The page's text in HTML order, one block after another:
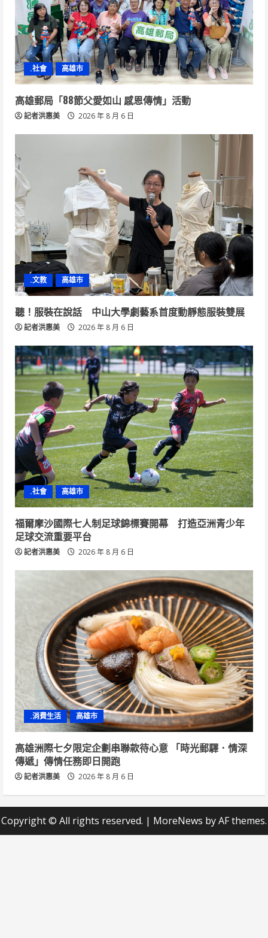
.社會 高雄市
高雄郵局「88節父愛如山 感恩傳情」活動
記者洪惠美 2026 年 8 月 6 日
.文教 高雄市
聽！服裝在說話 中山大學劇藝系首度動靜態服裝雙展
記者洪惠美 2026 年 8 月 6 日
.社會 高雄市
福爾摩沙國際七人制足球錦標賽開幕 打造亞洲青少年
足球交流重要平台
記者洪惠美 2026 年 8 月 6 日
.消費生活 高雄市
高雄洲際七夕限定企劃串聯款待心意 「時光郵驛．情深
傳遞」傳情任務即日開跑
記者洪惠美 2026 年 8 月 6 日
Copyright © All rights reserved. | MoreNews by AF themes.